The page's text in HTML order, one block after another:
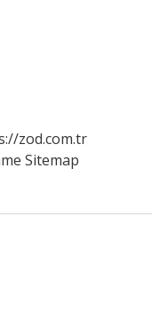
zod.com.tr
Sitemap